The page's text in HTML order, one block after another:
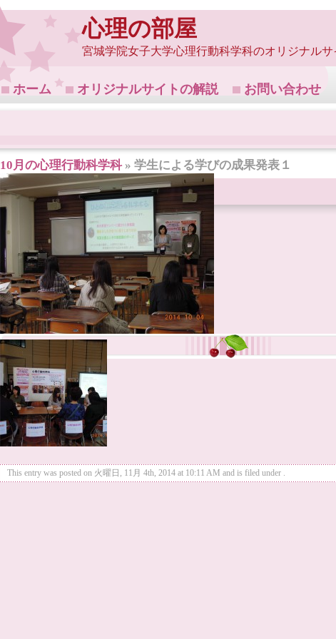
心理の部屋
宮城学院女子大学心理行動科学科のオリジナルサ
ホーム オリジナルサイトの解説 お問い合わせ
10月の心理行動科学科» 学生による学びの成果発表１
This entry was posted on 火曜日, 11月 4th, 2014 at 10:11 AM and is filed under .